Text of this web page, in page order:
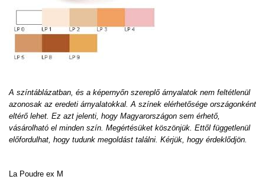
A színtáblázatban, és a képernyőn szereplő árnyalatok nem feltétlenül
azonosak az eredeti árnyalatokkal. A színek elérhetősége országonként
eltérő lehet. Ez azt jelenti, hogy Magyarországon sem érhető,
vásárolható el minden szín. Megértésüket köszönjük. Ettől függetlenül
előfordulhat, hogy tudunk megoldást találni. Kérjük, hogy érdeklődjön.
La Poudre ex M